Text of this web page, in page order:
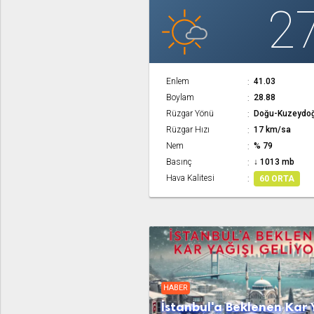
Enlem
41.03
Boylam
28.88
Rüzgar Yönü
Doğu-
Rüzgar Hızı
17 km/sa
Nem
% 79
Basınç
↓ 1013 mb
Hava Kalitesi
60 ORTA
HABER
İstanbul'a Beklenen Kar